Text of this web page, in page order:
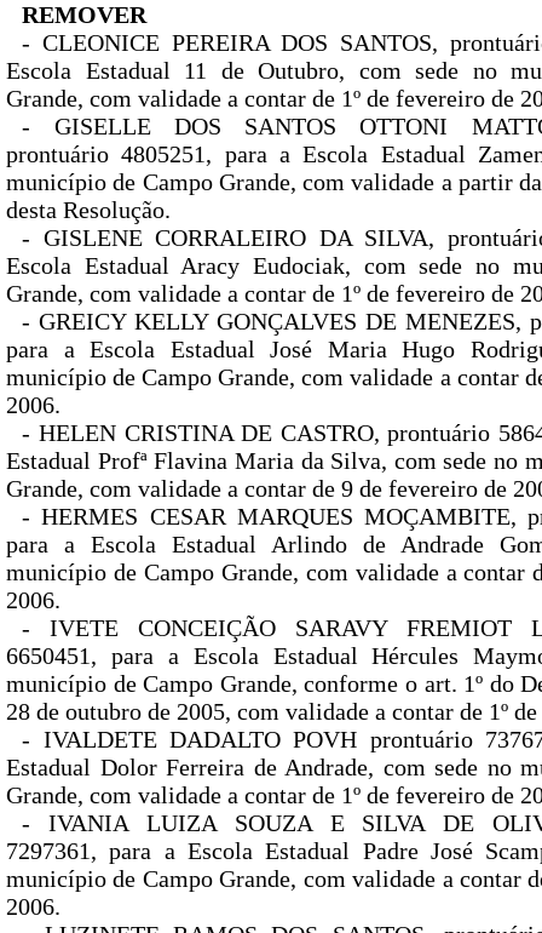
REMOVER
- CLEONICE PEREIRA DOS SANTOS,
Escola Estadual 11 de Outubro, com sede no
Grande, com validade a contar de 1º de fevereiro de
- GISELLE DOS SANTOS OTTONI
prontuário 4805251, para a Escola Estadual
município de Campo Grande, com validade a partir
desta Resolução.
- GISLENE CORRALEIRO DA SILVA,
Escola Estadual Aracy Eudociak, com sede no
Grande, com validade a contar de 1º de fevereiro de
- GREICY KELLY GONÇALVES DE MENEZES,
para a Escola Estadual José Maria Hugo
município de Campo Grande, com validade a contar
2006.
- HELEN CRISTINA DE CASTRO, prontuário
Estadual Profª Flavina Maria da Silva, com sede no
Grande, com validade a contar de 9 de fevereiro de
- HERMES CESAR MARQUES MOÇAMBITE,
para a Escola Estadual Arlindo de Andrade
município de Campo Grande, com validade a contar
2006.
- IVETE CONCEIÇÃO SARAVY FREMIOT
6650451, para a Escola Estadual Hércules
município de Campo Grande, conforme o art. 1º do
28 de outubro de 2005, com validade a contar de 1º
- IVALDETE DADALTO POVH prontuário
Estadual Dolor Ferreira de Andrade, com sede no
Grande, com validade a contar de 1º de fevereiro de
- IVANIA LUIZA SOUZA E SILVA DE
7297361, para a Escola Estadual Padre José
município de Campo Grande, com validade a contar
2006.